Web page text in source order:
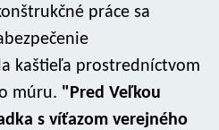
práce sa
kaštieľa prostredníctvom
múru. "Pred Veľkou
s víťazom verejného